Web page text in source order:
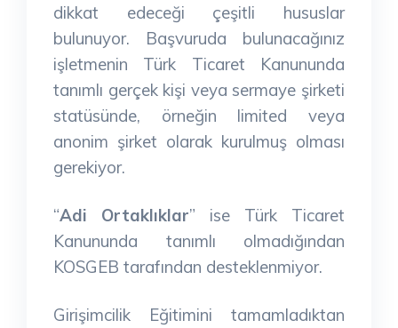
dikkat edeceği çeşitli hususlar
bulunuyor. Başvuruda bulunacağınız
işletmenin Türk Ticaret Kanununda
tanımlı gerçek kişi veya sermaye şirketi
statüsünde, örneğin limited veya
anonim şirket olarak kurulmuş olması
gerekiyor.
“Adi Ortaklıklar” ise Türk Ticaret
Kanununda tanımlı olmadığından
KOSGEB tarafından desteklenmiyor.
Girişimcilik Eğitimini tamamladıktan